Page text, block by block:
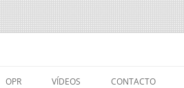
OPR VÍDEOS CONTACTO